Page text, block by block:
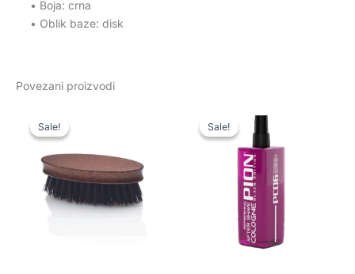
• Boja: crna
• Oblik baze: disk
Povezani proizvodi
Sale!
Sale!
je
850 rsd.
Sale!
Sale!
cena
je
bila:
800 rsd.
600 rsd.